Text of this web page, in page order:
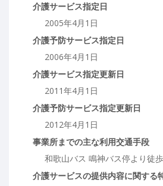
介護サービス指定日
2005年4月1日
介護予防サービス指定日
2006年4月1日
介護サービス指定更新日
2011年4月1日
介護予防サービス指定更新日
2012年4月1日
事業所までの主な利用交通手段
和歌山バス 鳴神バス停より徒
介護サービスの提供内容に関する